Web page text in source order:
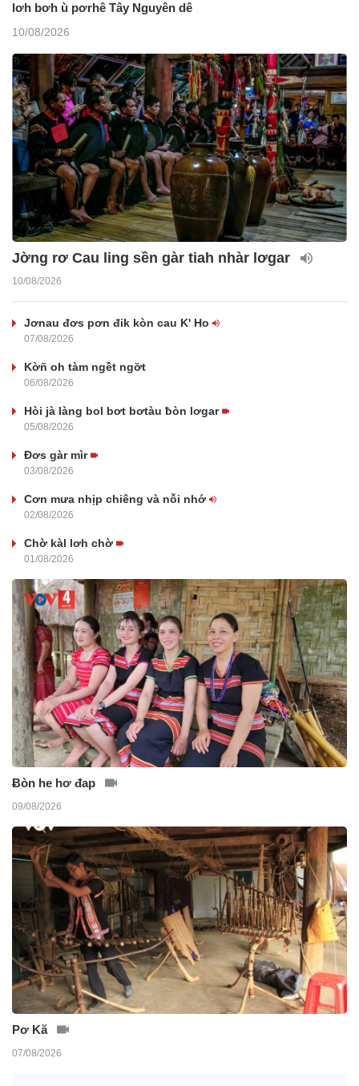
lơh bơh ù pơrhê Tây Nguyên dê
10/08/2026
Jờng rơ Cau ling sền gàr tiah nhàr lơgar
10/08/2026
Jơnau đơs pơn đik kòn cau K' Ho
07/08/2026
Kờñ oh tàm ngềt ngơ̆t
06/08/2026
Hòi jà làng bol bơt bơtàu ƀòn lơgar
05/08/2026
Đơs gàr mìr
03/08/2026
Cơn mưa nhịp chiêng và nỗi nhớ
02/08/2026
Chờ kàl lơh chờ
01/08/2026
Ƀòn he hơ đap
09/08/2026
Pơ Kă
07/08/2026